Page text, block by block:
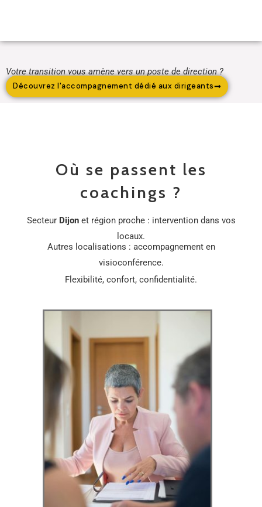
Votre transition vous amène vers un poste de direction ?
Découvrez l'accompagnement dédié aux dirigeants
Où se passent les
coachings ?
Secteur Dijonet région proche : intervention dans vos
locaux.
Autres localisations : accompagnement en
visioconférence.
Flexibilité, confort, confidentialité.